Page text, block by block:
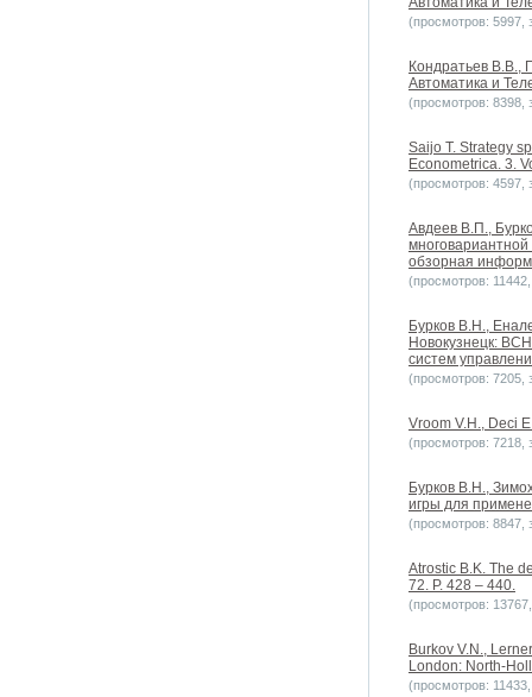
(просмотров: 5997,
Кондратьев В.В.,
Автоматика и
(просмотров: 8398,
Saijo T. Strategy
Econometrica. 3.
(просмотров: 4597,
Авдеев В.П.,
обзорная
(просмотров:
Бурков B.H.,
Новокузнецк:
систем
(просмотров: 7205,
Vroom V.H., Deci
(просмотров: 7218,
Бурков B.H.,
игры для
(просмотров: 8847,
Atrostic B.K. The
72. P. 428 – 440.
(просмотров:
Burkov V.N.,
London: North-
(просмотров: